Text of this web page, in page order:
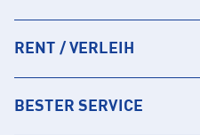
RENT / VERLEIH
BESTER SERVICE